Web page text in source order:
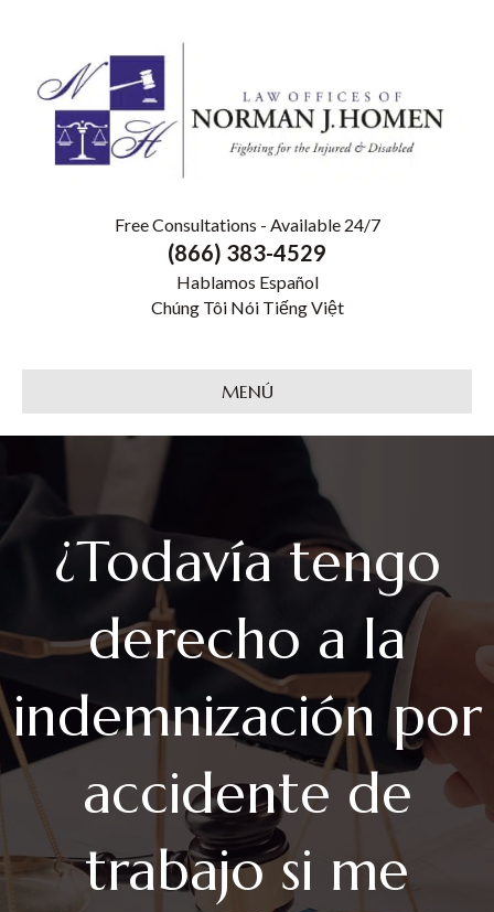
Free Consultations - Available 24/7
(866) 383-4529
Hablamos Español
Chúng Tôi Nói Tiếng Việt
MENÚ
¿Todavía tengo
derecho a la
indemnización por
accidente de
trabajo si me